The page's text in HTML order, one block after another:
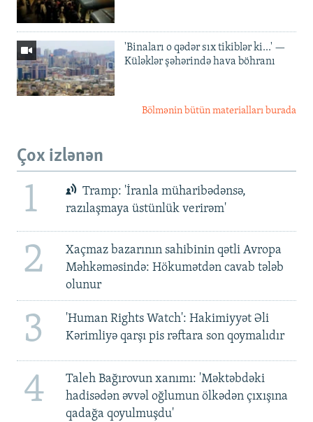
'Binaları o qədər sıx tikiblər ki...' —
Küləklər şəhərində hava böhranı
Bölmənin bütün materialları burada
Çox izlənən
1
Tramp: 'İranla müharibədənsə,
razılaşmaya üstünlük verirəm'
2
Xaçmaz bazarının sahibinin qətli Avropa
Məhkəməsində: Hökumətdən cavab tələb
olunur
3
'Human Rights Watch': Hakimiyyət Əli
Kərimliyə qarşı pis rəftara son qoymalıdır
4
Taleh Bağırovun xanımı: 'Məktəbdəki
hadisədən əvvəl oğlumun ölkədən çıxışına
qadağa qoyulmuşdu'